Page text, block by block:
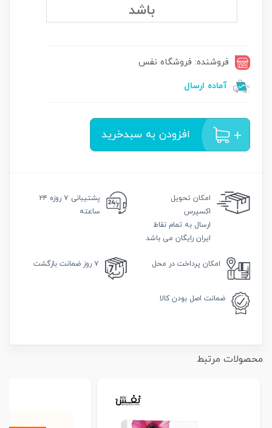
باشد
فروشنده: فروشگاه نفس
آماده ارسال
افزودن به سبدخرید
امکان تحویل
اکسپرس
ارسال به تمام نقاط
ایران رایگان می باشد
پشتیبانی
۷ روزه ۲۴
ساعته
امکان پرداخت در محل ۷ روز ضمانت بازگشت
ضمانت اصل بودن کالا
محصولات مرتبط